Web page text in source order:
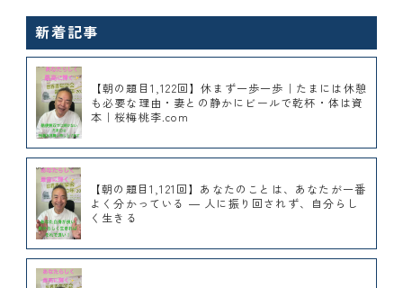
新着記事
【朝の題目1,122回】休まず一歩一歩｜たまには休憩
も必要な理由・妻との静かにビールで乾杯・体は資
本｜桜梅桃李.com
【朝の題目1,121回】あなたのことは、あなたが一番
よく分かっている ― 人に振り回されず、自分らし
く生きる